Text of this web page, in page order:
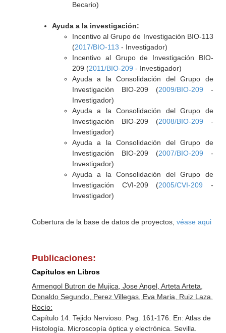
Becario)
Ayuda a la investigación:
Incentivo al Grupo de Investigación BIO-113
(2017/BIO-113 - Investigador)
Incentivo al Grupo de Investigación BIO-
209 (2011/BIO-209 - Investigador)
Ayuda a la Consolidación del Grupo de
Investigación BIO-209 (2009/BIO-209 -
Investigador)
Ayuda a la Consolidación del Grupo de
Investigación BIO-209 (2008/BIO-209 -
Investigador)
Ayuda a la Consolidación del Grupo de
Investigación BIO-209 (2007/BIO-209 -
Investigador)
Ayuda a la Consolidación del Grupo de
Investigación CVI-209 (2005/CVI-209 -
Investigador)
Cobertura de la base de datos de proyectos, véase aqui
Publicaciones:
Capítulos en Libros
Armengol Butron de Mujica, Jose Angel, Arteta Arteta,
Donaldo Segundo, Perez Villegas, Eva Maria, Ruiz Laza,
Rocío:
Capítulo 14. Tejido Nervioso. Pag. 161-176. En: Atlas de
Histología. Microscopía óptica y electrónica . Sevilla.